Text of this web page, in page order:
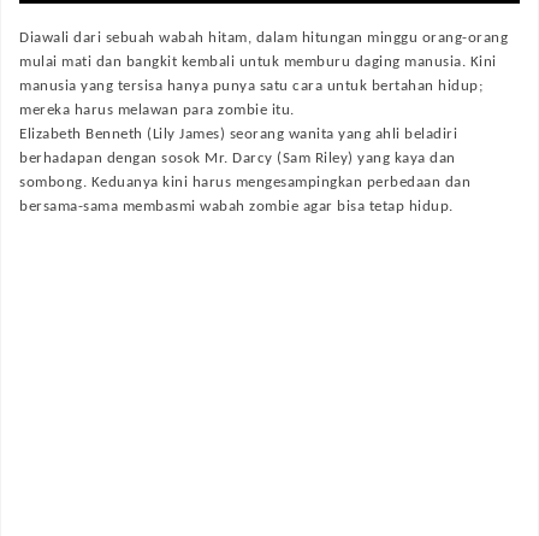
Diawali dari sebuah wabah hitam, dalam hitungan minggu orang-orang
mulai mati dan bangkit kembali untuk memburu daging manusia. Kini
manusia yang tersisa hanya punya satu cara untuk bertahan hidup;
mereka harus melawan para zombie itu.
Elizabeth Benneth (Lily James) seorang wanita yang ahli beladiri
berhadapan dengan sosok Mr. Darcy (Sam Riley) yang kaya dan
sombong. Keduanya kini harus mengesampingkan perbedaan dan
bersama-sama membasmi wabah zombie agar bisa tetap hidup.